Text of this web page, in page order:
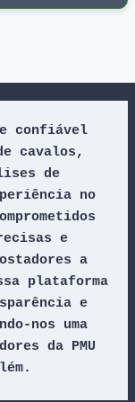
confiável
cavalos,
de
no
e
a
plataforma
e
nos uma
da PMU